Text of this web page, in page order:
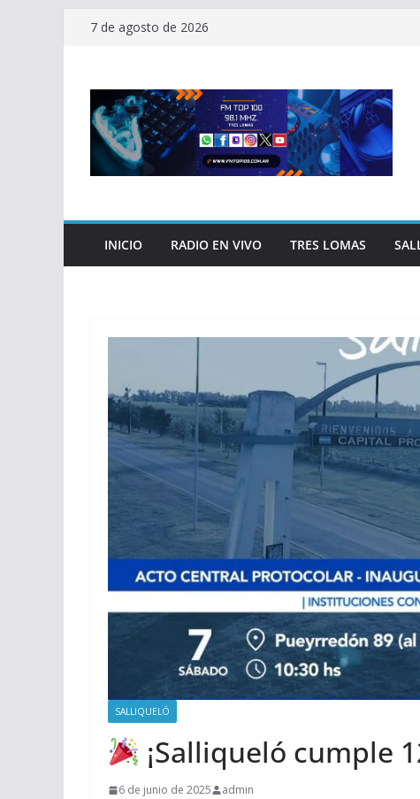
Saltar7 de agosto de 2026
INICIO RADIO EN VIVO TRES LOMAS
SALLIQUELÓ
¡Salliqueló cumple
6 de junio de 2025 admin